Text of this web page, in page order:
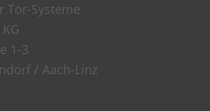
Tor-Systeme
1-3
/ Aach-Linz